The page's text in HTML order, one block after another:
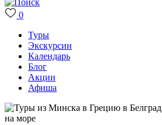
0
Туры
Экскурсии
Календарь
Блог
Акции
Афиша